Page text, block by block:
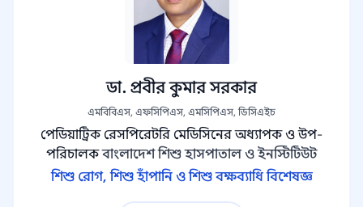
ডা. প্রবীর কুমার সরকার
এমবিবিএস, এফসিপিএস, এমসিপিএস, ডিসিএইচ
পেডিয়াট্রিক রেসপিরেটরি মেডিসিনের অধ্যাপক ও উপ-
পরিচালক বাংলাদেশ শিশু হাসপাতাল ও ইনস্টিটিউট
শিশু রোগ, শিশু হাঁপানি ও শিশু বক্ষব্যাধি বিশেষজ্ঞ